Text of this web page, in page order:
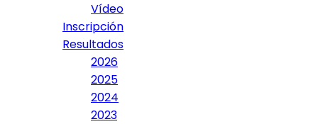
Vídeo
Inscripción
Resultados
2026
2025
2024
2023